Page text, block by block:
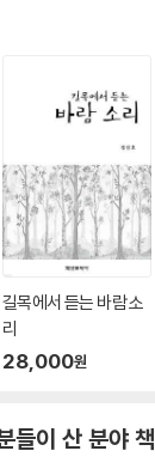
길목에서 듣는 바람 소
리
28,000원
들이 산 분야 책